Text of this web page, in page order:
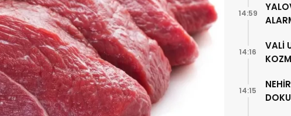
14:59
VALİ
14:16
14:15